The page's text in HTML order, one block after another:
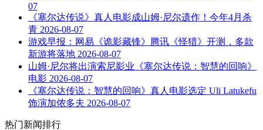
07
《塞尔达传说》真人电影成山姆·尼尔遗作！今年4月杀
青 2026-08-07
游戏早报：网易《诡影藏锋》腾讯《怪猎》开测，多款
新游将落地 2026-08-07
山姆·尼尔将出演索尼影业《塞尔达传说：智慧的回响》
电影 2026-08-07
《塞尔达传说：智慧的回响》真人电影选定 Uli Latukefu
饰演加侬多夫 2026-08-07
热门新闻排行